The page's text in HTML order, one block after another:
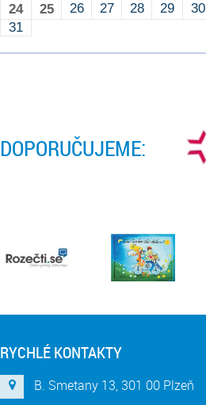
24
25 26 27 28 29
30
31
DOPORUČUJEME:
RYCHLÉ KONTAKTY
B. Smetany 13, 301 00 Plzeň